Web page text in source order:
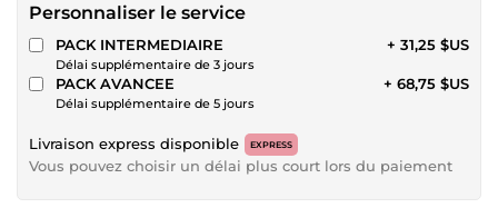
Personnaliser le service
PACK INTERMEDIAIRE
Délai supplémentaire de 3 jours
+ 31,25 $US
PACK AVANCEE
Délai supplémentaire de 5 jours
+ 68,75 $US
Livraison express disponible EXPRESS
Vous pouvez choisir un délai plus court lors du paiement